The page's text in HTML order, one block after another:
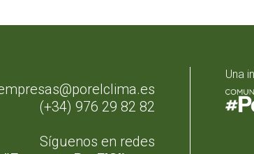
(+34) 976 29 82 82
Síguenos en redes
Una